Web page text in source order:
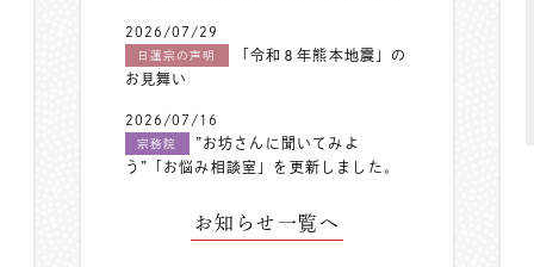
2026/07/29
日蓮宗の声明
「令和８年熊本地震」の
お見舞い
2026/07/16
宗務院
”お坊さんに聞いてみよ
う”「お悩み相談室」を更新しました。
お知らせ一覧へ